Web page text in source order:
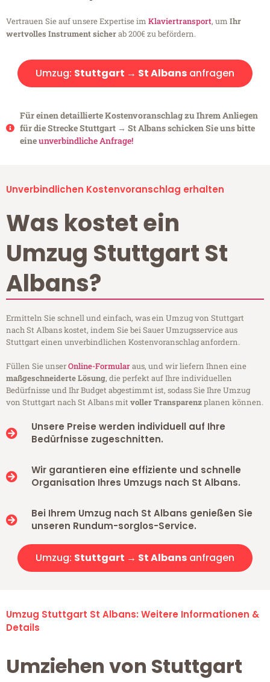
Vertrauen Sie auf unsere Expertise im Klaviertransport, um Ihr
wertvolles Instrument sicherab 200€ zu befördern.
Umzug: Stuttgart → St Albans anfragen
Für einen detaillierte Kostenvoranschlag zu Ihrem Anliegen
für die Strecke Stuttgart → St Albans schicken Sie uns bitte
eineunverbindliche Anfrage!
Unverbindlichen Kostenvoranschlag erhalten
Was kostet ein
Umzug Stuttgart St
Albans?
Ermitteln Sie schnell und einfach, was ein Umzug von Stuttgart
nach St Albans kostet, indem Sie bei Sauer Umzugsservice aus
Stuttgart einen unverbindlichen Kostenvoranschlag anfordern.
Füllen Sie unserOnline-Formularaus, und wir liefern Ihnen eine
maßgeschneiderte Lösung, die perfekt auf Ihre individuellen
Bedürfnisse und Ihr Budget abgestimmt ist, sodass Sie Ihre Umzug
von Stuttgart nach St Albans mitvoller Transparenzplanen können.
Unsere Preise werden individuell auf Ihre
Bedürfnisse zugeschnitten.
Wir garantieren eine effiziente und schnelle
Organisation Ihres Umzugs nach St Albans.
Bei Ihrem Umzug nach St Albans genießen Sie
unseren Rundum-sorglos-Service.
Umzug: Stuttgart → St Albans anfragen
Umzug Stuttgart St Albans: Weitere Informationen &
Details
Umziehen von Stuttgart